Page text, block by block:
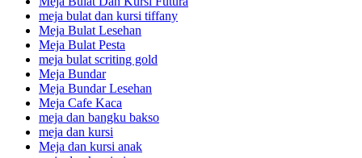
meja bulat dan kursi tiffany
Meja Bulat Lesehan
Meja Bulat Pesta
meja bulat scriting gold
Meja Bundar
Meja Bundar Lesehan
Meja Cafe Kaca
meja dan bangku bakso
meja dan kursi
Meja dan kursi anak